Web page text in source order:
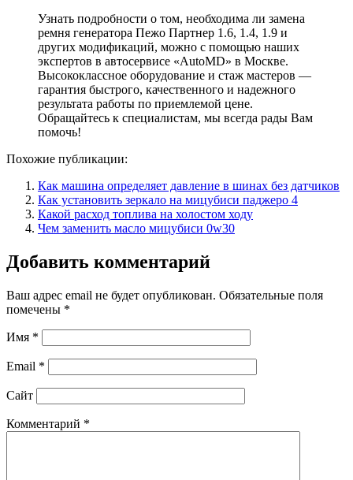
Узнать подробности о том, необходима ли замена
ремня генератора Пежо Партнер 1.6, 1.4, 1.9 и
других модификаций, можно с помощью наших
экспертов в автосервисе «AutoMD» в Москве.
Высококлассное оборудование и стаж мастеров —
гарантия быстрого, качественного и надежного
результата работы по приемлемой цене.
Обращайтесь к специалистам, мы всегда рады Вам
помочь!
Похожие публикации:
Как машина определяет давление в шинах без датчиков
Как установить зеркало на мицубиси паджеро 4
Какой расход топлива на холостом ходу
Чем заменить масло мицубиси 0w30
Добавить комментарий
Ваш адрес email не будет опубликован. Обязательные поля
помечены *
Имя *
Email *
Сайт
Комментарий *